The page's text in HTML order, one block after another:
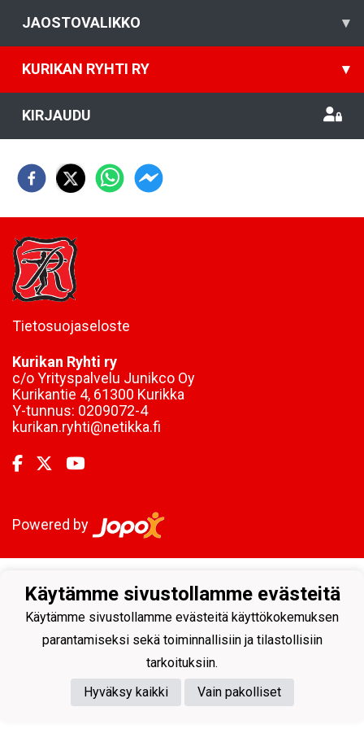
JAOSTOVALIKKO ▾
KURIKAN RYHTI RY ▾
KIRJAUDU
Tietosuojaseloste
Kurikan Ryhti ry
c/o Yrityspalvelu Junikco Oy
Kurikantie 4, 61300 Kurikka
Y-tunnus: 0209072-4
kurikan.ryhti@netikka.fi
Powered by
Käytämme sivustollamme evästeitä
Käytämme sivustollamme evästeitä käyttökokemuksen
parantamiseksi sekä toiminnallisiin ja tilastollisiin
tarkoituksiin.
Hyväksy kaikki
Vain pakolliset